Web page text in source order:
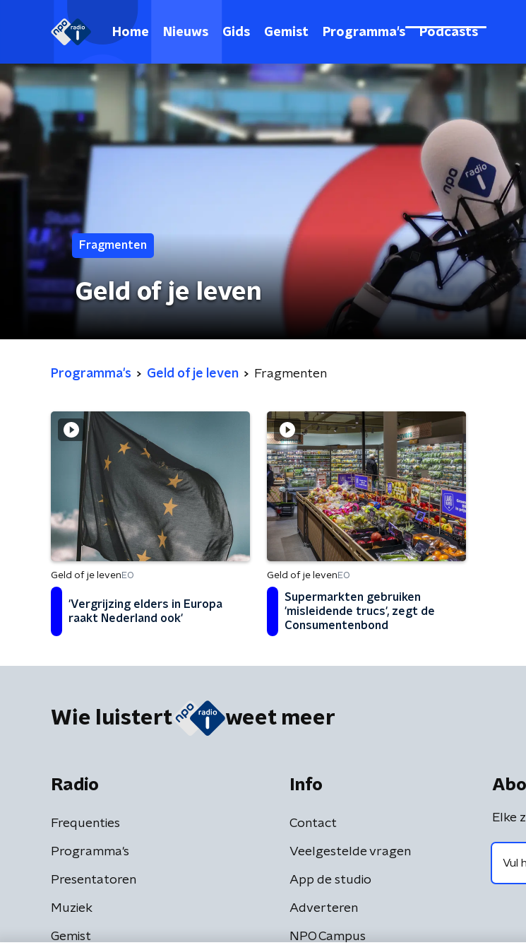
Home Nieuws Gids Gemist Programma's Podcasts
Fragmenten
Geld of je leven
Programma's Geld of je leven Fragmenten
Geld of je leven EO
'Vergrijzing elders in Europa
raakt Nederland ook'
Geld of je leven EO
Supermarkten gebruiken
'misleidende trucs', zegt de
Consumentenbond
Wie luistert weet meer
Radio
Frequenties
Programma's
Presentatoren
Muziek
Gemist
Info
Contact
Veelgestelde vragen
App de studio
Adverteren
NPO Campus
Elke